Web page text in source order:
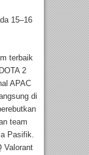
15–16
terbaik
2
APAC
di
team
Pasifik.
Valorant